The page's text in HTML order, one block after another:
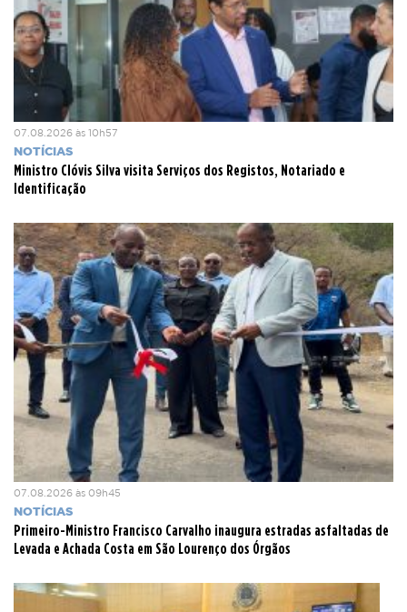
07.08.2026 às 10h57
NOTÍCIAS
Ministro Clóvis Silva visita Serviços dos Registos, Notariado e
Identificação
07.08.2026 às 09h45
NOTÍCIAS
Primeiro-Ministro Francisco Carvalho inaugura estradas asfaltadas de
Levada e Achada Costa em São Lourenço dos Órgãos